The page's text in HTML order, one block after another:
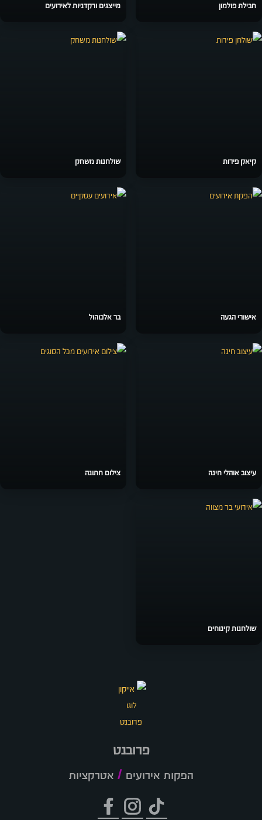
חבילת פולמון מייצגים ורקדניות לאירועים
קיאק פירות שולחנות משחק
אישורי הגעה בר אלכוהול
עיצוב אוהלי חינה צילום חתונה
שולחנות קינוחים
פרובנט
הפקות אירועים/ אטרקציות